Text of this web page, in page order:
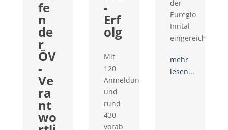
fe
n
de
r
ÖV
-
Ve
ra
nt
wo
-
Erf
olg
Mit
120
Anmeldungen
und
rund
430
vorab
der
Euregio
Inntal
eingereicht...
mehr
lesen...